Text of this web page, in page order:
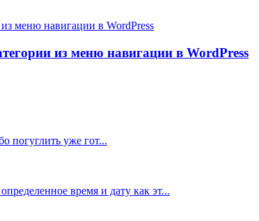
из меню навигации в WordPress
погуглить уже гот...
время и дату как эт...